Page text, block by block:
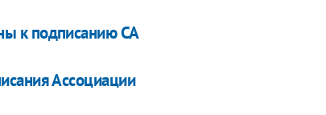
к подписанию СА
Ассоциации